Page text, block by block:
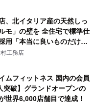
、北イタリア産の天然しっ
モ」の壁を 全住宅で標準仕
用「本当に良いものだけに
工務店
ムフィットネス 国内の会員
突破】グランドオープンの
世界6,000店舗目で達成！